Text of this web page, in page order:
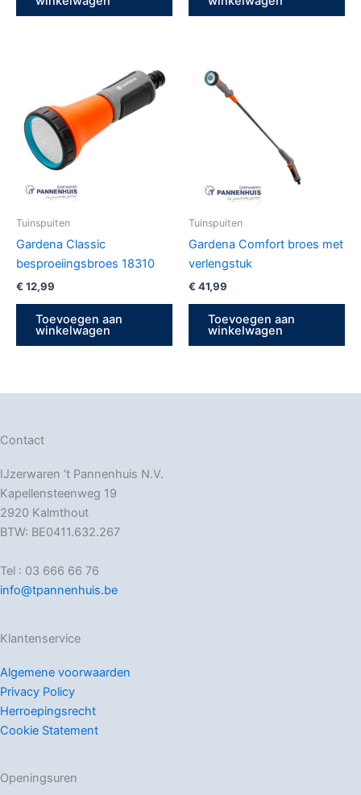
Tuinspuiten
Gardena Classic
besproeiingsbroes 18310
€ 12,99
Toevoegen aan
winkelwagen
Tuinspuiten
Gardena Comfort broes met
verlengstuk
€ 41,99
Toevoegen aan
winkelwagen
Contact
IJzerwaren ‘t Pannenhuis N.V.
Kapellensteenweg 19
2920 Kalmthout
BTW: BE0411.632.267
Tel : 03 666 66 76
info@tpannenhuis.be
Klantenservice
Algemene voorwaarden
Privacy Policy
Herroepingsrecht
Cookie Statement
Openingsuren